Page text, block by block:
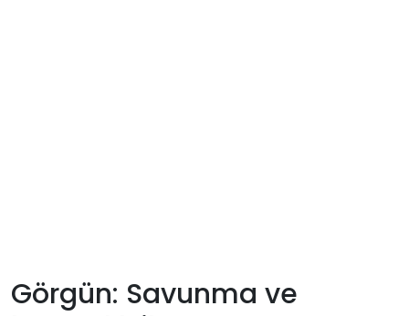
Künye
Görgün: Savunma ve